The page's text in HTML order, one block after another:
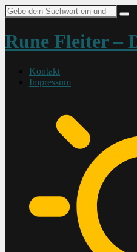
Suche
nach:
Rune Fleiter –
Kontakt
Impressum